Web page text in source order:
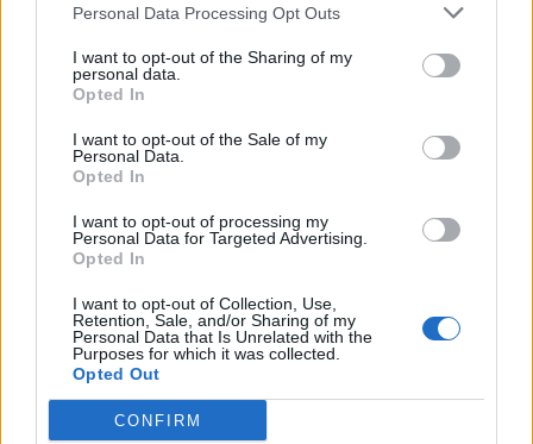
Personal Data Processing Opt Outs
I want to opt-out of the Sharing of my
personal data.
Opted In
I want to opt-out of the Sale of my
Personal Data.
Opted In
I want to opt-out of processing my
Personal Data for Targeted Advertising.
Opted In
I want to opt-out of Collection, Use,
Retention, Sale, and/or Sharing of my
Personal Data that Is Unrelated with the
Purposes for which it was collected.
Opted Out
CONFIRM
Η ζέστη δεν είναι πια “καιρός”, είναι beta test
επιβίωσης
21.04.26